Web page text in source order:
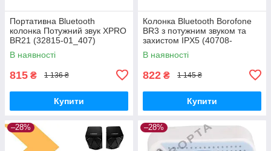
Портативна Bluetooth
колонка Потужний звук XPRO
BR21 (32815-01_407)
В наявності
815 ₴ 1 136 ₴
Купити
Колонка Bluetooth Borofone
BR3 з потужним звуком та
захистом IPX5 (40708-
01_397)
В наявності
822 ₴ 1 145 ₴
Купити
–28% –28%